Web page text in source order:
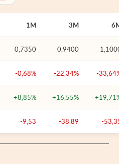
1M 3M
0,7350 0,9400
-0,68% -22,34% -
+8,85% +16,55%
-9,53 -38,89 -